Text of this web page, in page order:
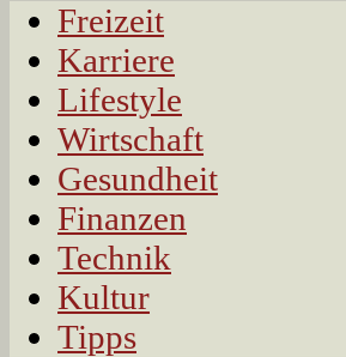
Freizeit
Karriere
Lifestyle
Wirtschaft
Gesundheit
Finanzen
Technik
Kultur
Tipps